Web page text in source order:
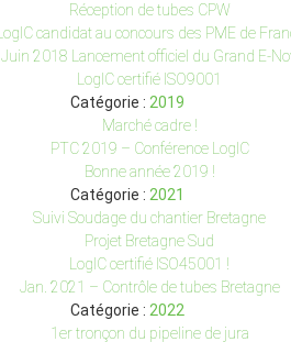
Réception de tubes CPW
LogIC candidat au concours des PME de
Juin 2018 Lancement officiel du Grand E-
LogIC certifié ISO9001
Catégorie : 2019
Marché cadre !
PTC 2019 – Conférence LogIC
Bonne année 2019 !
Catégorie : 2021
Suivi Soudage du chantier Bretagne
Projet Bretagne Sud
LogIC certifié ISO45001 !
Jan. 2021 – Contrôle de tubes Bretagne
Catégorie : 2022
1er tronçon du pipeline de jura